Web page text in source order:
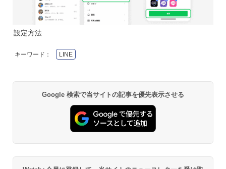
設定方法
キーワード： LINE
Google 検索で当サイトの記事を優先表示させる